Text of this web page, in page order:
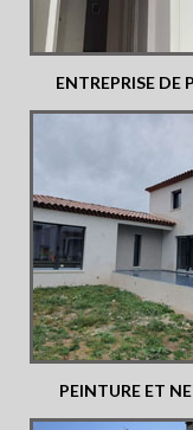
ENTREPRISE DE
PEINTURE ET